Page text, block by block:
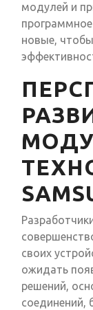
модулей и
новые,
своих
ожидать
решений,
соединений,